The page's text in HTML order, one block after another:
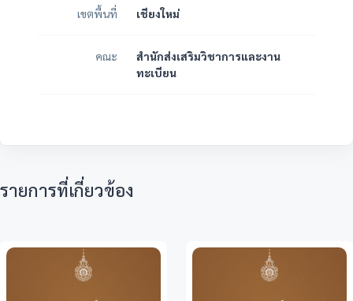
เขตพื้นที่ เชียงใหม่
คณะ
สำนักส่งเสริมวิชาการและงาน
ทะเบียน
รายการที่เกี่ยวข้อง